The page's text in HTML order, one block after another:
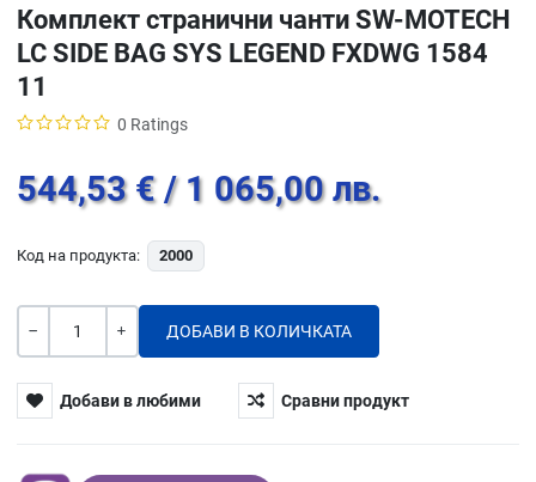
Комплект странични чанти SW-MOTECH
LC SIDE BAG SYS LEGEND FXDWG 1584
11
0 Ratings
544,53 € / 1 065,00 лв.
Код на продукта: 2000
Количество
Добави в любими Сравни продукт